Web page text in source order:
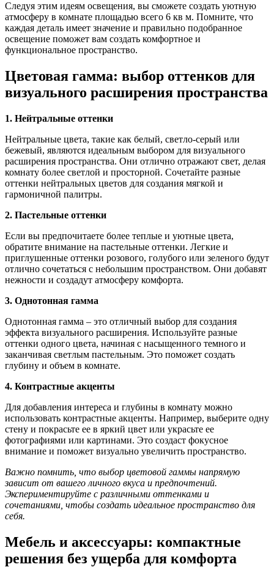
Следуя этим идеям освещения, вы сможете создать уютную
атмосферу в комнате площадью всего 6 кв м. Помните, что
каждая деталь имеет значение и правильно подобранное
освещение поможет вам создать комфортное и
функциональное пространство.
Цветовая гамма: выбор оттенков для
визуального расширения пространства
1. Нейтральные оттенки
Нейтральные цвета, такие как белый, светло-серый или
бежевый, являются идеальным выбором для визуального
расширения пространства. Они отлично отражают свет, делая
комнату более светлой и просторной. Сочетайте разные
оттенки нейтральных цветов для создания мягкой и
гармоничной палитры.
2. Пастельные оттенки
Если вы предпочитаете более теплые и уютные цвета,
обратите внимание на пастельные оттенки. Легкие и
приглушенные оттенки розового, голубого или зеленого будут
отлично сочетаться с небольшим пространством. Они добавят
нежности и создадут атмосферу комфорта.
3. Однотонная гамма
Однотонная гамма – это отличный выбор для создания
эффекта визуального расширения. Используйте разные
оттенки одного цвета, начиная с насыщенного темного и
заканчивая светлым пастельным. Это поможет создать
глубину и объем в комнате.
4. Контрастные акценты
Для добавления интереса и глубины в комнату можно
использовать контрастные акценты. Например, выберите одну
стену и покрасьте ее в яркий цвет или украсьте ее
фотографиями или картинами. Это создаст фокусное
внимание и поможет визуально увеличить пространство.
Важно помнить, что выбор цветовой гаммы напрямую
зависит от вашего личного вкуса и предпочтений.
Экспериментируйте с различными оттенками и
сочетаниями, чтобы создать идеальное пространство для
себя.
Мебель и аксессуары: компактные
решения без ущерба для комфорта